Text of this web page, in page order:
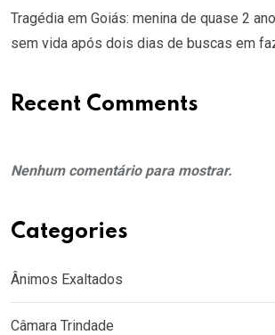
Tragédia em Goiás: menina de quase 2
sem vida após dois dias de buscas em
Recent Comments
Nenhum comentário para mostrar.
Categories
Ânimos Exaltados
Câmara Trindade